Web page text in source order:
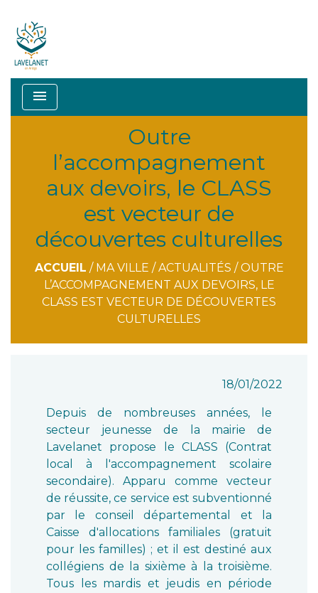
menu
Outre
l’accompagnement
aux devoirs, le CLASS
est vecteur de
découvertes culturelles
ACCUEIL / MA VILLE /ACTUALITÉS /OUTRE
L’ACCOMPAGNEMENT AUX DEVOIRS, LE
CLASS EST VECTEUR DE DÉCOUVERTES
CULTURELLES
18/01/2022
Depuis de nombreuses années, le
secteur jeunesse de la mairie de
Lavelanet propose le CLASS (Contrat
local à l'accompagnement scolaire
secondaire). Apparu comme vecteur
de réussite, ce service est subventionné
par le conseil départemental et la
Caisse d'allocations familiales (gratuit
pour les familles) ; et il est destiné aux
collégiens de la sixième à la troisième.
Tous les mardis et jeudis en période